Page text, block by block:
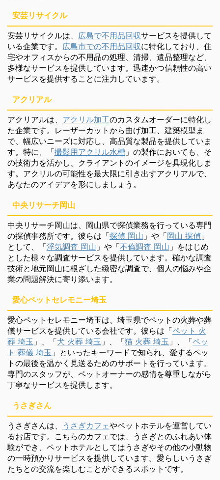
安芸リサイクル
安芸リサイクルは、 広島で不用品回収サービスを提供して
いる企業です。 広島市での不用品回収に特化しており、住
宅やオフィスからの不用品の処理、清掃、遺品整理など、
多様なサービスを提供しています。迅速かつ信頼性の高い
サービスを提供することに注力しています。
アクリアル
アクリアルは、 アクリル加工のカスタムオーダーに特化し
た企業です。レーザーカットから曲げ加工、建築模型ま
で、幅広いニーズに対応し、高品質な製品を提供していま
す。特に、「撮影用アクリル水槽 」の製作においても、そ
の技術力を活かし、クライアントのイメージを具現化しま
す。アクリルの可能性を最大限に引き出すアクリアルで、
あなたのアイデアを形にしましょう。
中央リサーチ岡山
中央リサーチ岡山は、岡山県で探偵業務を行っている専門
の探偵事務所です。彼らは「探偵 岡山 」や「岡山 探偵 」
として、「浮気調査 岡山 」や「不倫調査 岡山 」をはじめ
とした様々な調査サービスを提供しています。確かな調査
技術と地元岡山に根ざした緻密な調査で、個人の悩みや企
業の問題解決に寄り添います。
愛心ペットセレモニー埼玉
愛心ペットセレモニー埼玉は、埼玉県でペットの火葬や葬
儀サービスを提供している会社です。彼らは「ペット 火
葬 埼玉 」、「犬 火葬 埼玉 」、「猫 火葬 埼玉 」、「ペッ
ト 葬儀 埼玉 」といったキーワードで知られ、愛するペッ
トの最後を温かく見送るためのサポートを行っています。
専門のスタッフが、ペットオーナーの感情を尊重しながら
丁寧なサービスを提供します。
うさぎさん
うさぎさんは、 うさぎカフェやペットホテルを運営してい
るお店です。こちらのカフェでは、うさぎとのふれあい体
験ができ、ペットホテルとしてはうさぎやその他の小動物
の一時預かりサービスを提供しています。愛らしいうさぎ
たちとの交流を楽しむことができるスポットです。